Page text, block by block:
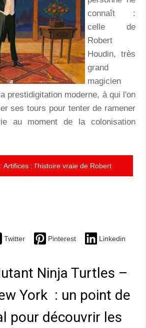
connaît :
celle de
Robert
Houdin, très
grand
magicien
prestidigitation moderne, à qui l'on
ses tours pour tenter de ramener
au moment de la colonisation
Artifices : l'histoire vraie de Robert
Twitter Pinterest Linkedin
Ninja Turtles –
York : un point de
pour découvrir les